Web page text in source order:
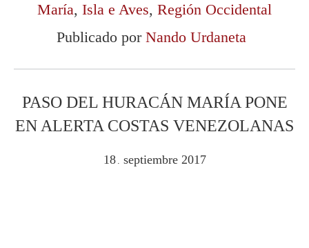
María, Isla e Aves, Región Occidental
Publicado por Nando Urdaneta
PASO DEL HURACÁN MARÍA PONE
EN ALERTA COSTAS VENEZOLANAS
18 . septiembre 2017